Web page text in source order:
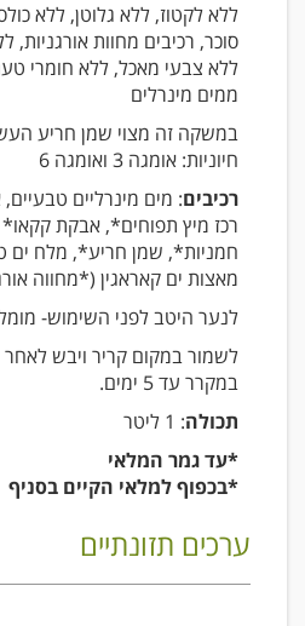
ללא לקטוז, ללא גלוטן, ללא
סוכר, רכיבים מחוות
ללא צבעי מאכל, ללא חומרי
ממים מינרלים
במשקה זה מצוי שמן חריע
חיוניות: אומגה 3 ואומגה 6
רכיבים
חמניות*, שמן חריע*, מלח ים
מאצות ים קאראגין (*מחווה
לנער היטב לפני השימוש-
לשמור במקום קריר ויבש
במקרר עד 5 ימים.
תכולה: 1 ליטר
*עד גמר המלאי
*בכפוף למלאי הקיים בסניף
ערכים תזונתיים